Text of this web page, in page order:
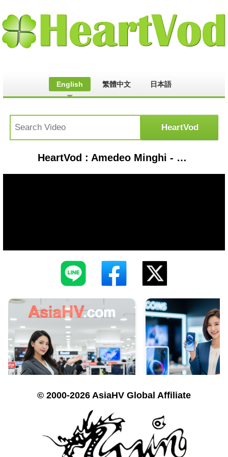
English 繁體中文 日本語
HeartVod : Amedeo Minghi - Di canzone in canzone (live collection cd 3) Il meglio della musica Italiana
© 2000-2026 AsiaHV Global Affiliate